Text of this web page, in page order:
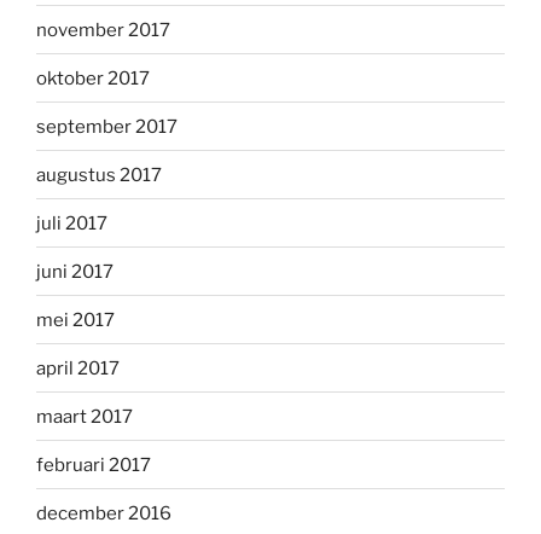
november 2017
oktober 2017
september 2017
augustus 2017
juli 2017
juni 2017
mei 2017
april 2017
maart 2017
februari 2017
december 2016